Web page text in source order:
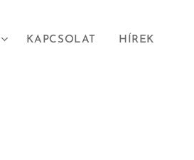
KAPCSOLAT HÍREK